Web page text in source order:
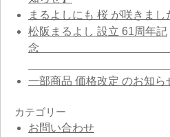
まるよしにも 桜 が咲きまし
松阪まるよし 設立 61周年記
一部商品 価格改定 のお知ら
カテゴリー
お問い合わせ